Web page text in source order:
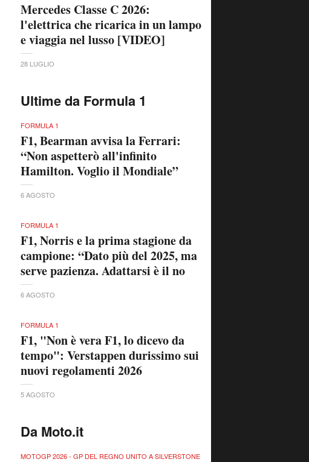
Mercedes Classe C 2026:
l'elettrica che ricarica in un lampo
e viaggia nel lusso [VIDEO]
28 LUGLIO
Ultime da Formula 1
FORMULA 1
F1, Bearman avvisa la Ferrari:
“Non aspetterò all'infinito
Hamilton. Voglio il Mondiale”
6 AGOSTO
FORMULA 1
F1, Norris e la prima stagione da
campione: “Dato più del 2025, ma
serve pazienza. Adattarsi è il no
6 AGOSTO
FORMULA 1
F1, "Non è vera F1, lo dicevo da
tempo": Verstappen durissimo sui
nuovi regolamenti 2026
5 AGOSTO
Da Moto.it
MOTOGP 2026 - GP DEL REGNO UNITO A SILVERSTONE